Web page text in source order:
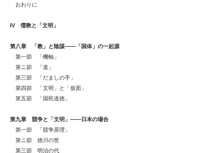
おわりに
IV 儒教と「文明」
第八章 「教」と陰謀――「国体」の一起源
第一節 「機軸」
第ニ節 「道」
第三節 「だましの手」
第四節 「文明」と「仮面」
第五節 「国民道徳」
第九章 競争と「文明」――日本の場合
第一節 「競争原理」
第ニ節 徳川の世
第三節 明治の代